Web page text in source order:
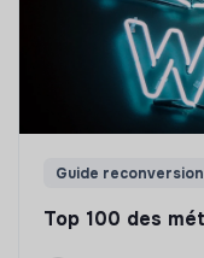
Guide reconversion
Top 100 des